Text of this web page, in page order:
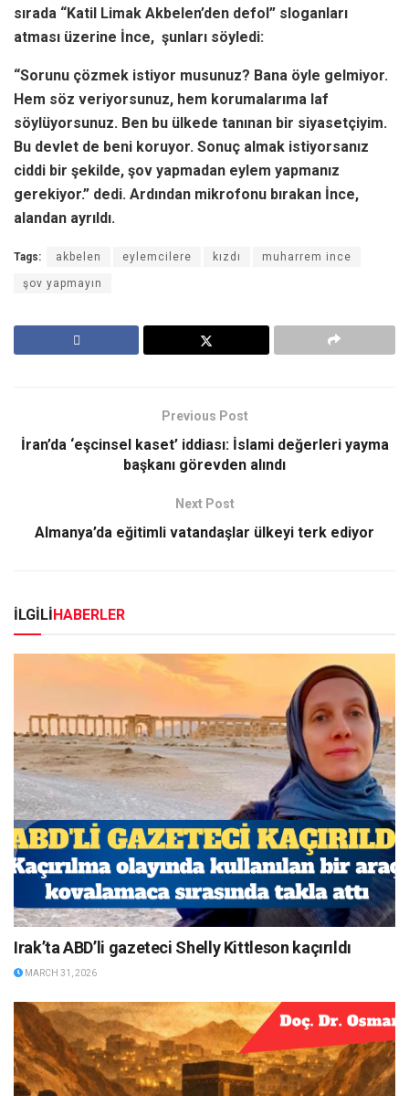
sırada “Katil Limak Akbelen’den defol” sloganları
atması üzerine İnce, şunları söyledi:
“Sorunu çözmek istiyor musunuz? Bana öyle gelmiyor.
Hem söz veriyorsunuz, hem korumalarıma laf
söylüyorsunuz. Ben bu ülkede tanınan bir siyasetçiyim.
Bu devlet de beni koruyor. Sonuç almak istiyorsanız
ciddi bir şekilde, şov yapmadan eylem yapmanız
gerekiyor.” dedi. Ardından mikrofonu bırakan İnce,
alandan ayrıldı.
Tags: akbelen eylemcilere kızdı muharrem ince
şov yapmayın
Previous Post
İran’da ‘eşcinsel kaset’ iddiası: İslami değerleri yayma
başkanı görevden alındı
Next Post
Almanya’da eğitimli vatandaşlar ülkeyi terk ediyor
İLGİLİHABERLER
Irak’ta ABD’li gazeteci Shelly Kittleson kaçırıldı
MARCH 31, 2026